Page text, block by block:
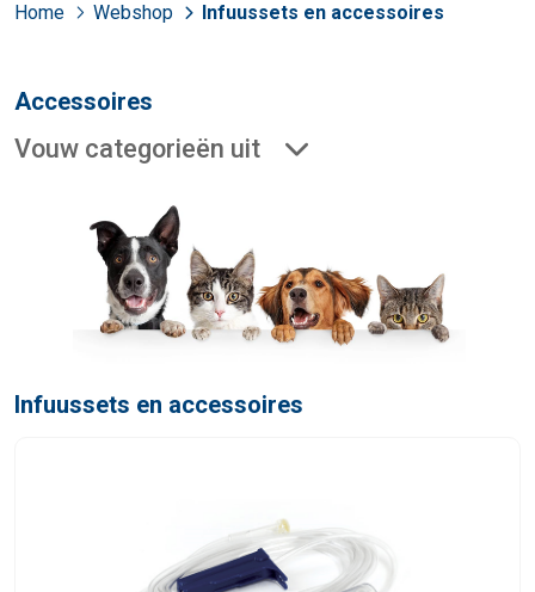
Home Webshop Infuussets en accessoires
Accessoires
Vouw categorieën uit
Infuussets en accessoires